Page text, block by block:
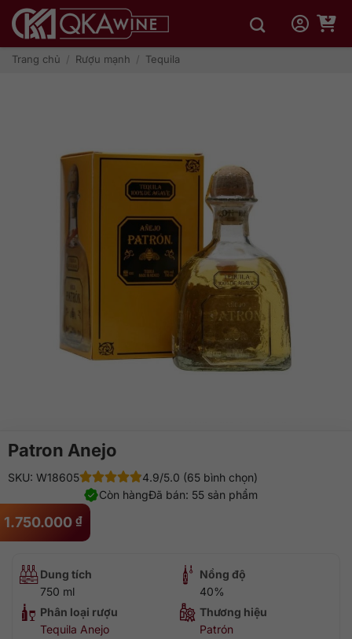
qua
dungTrang chủ / Rượu mạnh / Tequila
Patron Anejo
1.750.000 ₫
SKU: W18605
4.9/5.0 (65 bình chọn)
Đã bán: 55 sản phẩm
Còn hàng
Dung tích
750 ml
Nồng độ
40%
Phân loại rượu
Tequila Anejo
Thương hiệu
Patrón